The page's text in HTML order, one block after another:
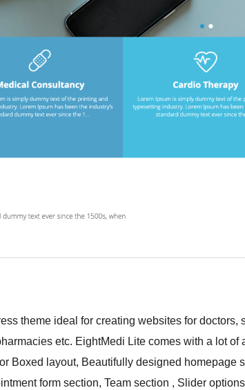
theme ideal for creating websites for doctors,
etc. EightMedi Lite comes with a lot of
Boxed layout, Beautifully designed homepage
form section, Team section , Slider